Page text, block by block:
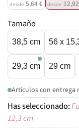
desde5,64 € desde
Tamaño
38,5 cm 56 x
29,3 cm 29 cm
Artículos con entrega
12,3 cm